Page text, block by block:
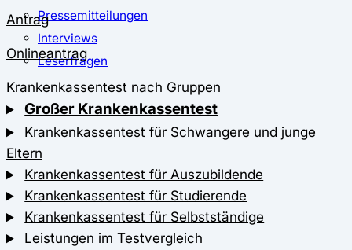
Pressemitteilungen
Interviews
Leserfragen
Antrag
Onlineantrag
Krankenkassentest nach Gruppen
Großer Krankenkassentest
Krankenkassentest für Schwangere und junge
Eltern
Krankenkassentest für Auszubildende
Krankenkassentest für Studierende
Krankenkassentest für Selbstständige
Leistungen im Testvergleich